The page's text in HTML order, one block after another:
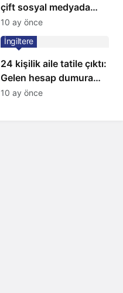
çift sosyal medyada
gündem oldu
10 ay önce
24 kişilik aile tatile çıktı:
Gelen hesap dumura
uğrattı
İngiltere
10 ay önce